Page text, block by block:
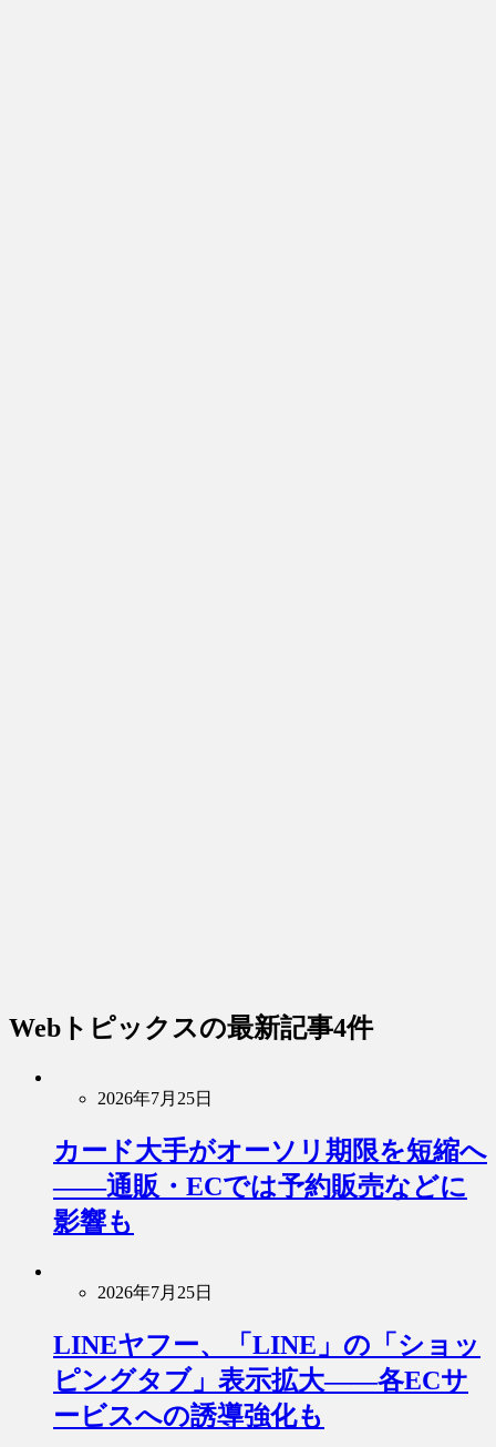
Webトピックスの最新記事4件
2026年7月25日
カード大手がオーソリ期限を短縮へ
――通販・ECでは予約販売などに
影響も
2026年7月25日
LINEヤフー、「LINE」の「ショッ
ピングタブ」表示拡大――各ECサ
ービスへの誘導強化も